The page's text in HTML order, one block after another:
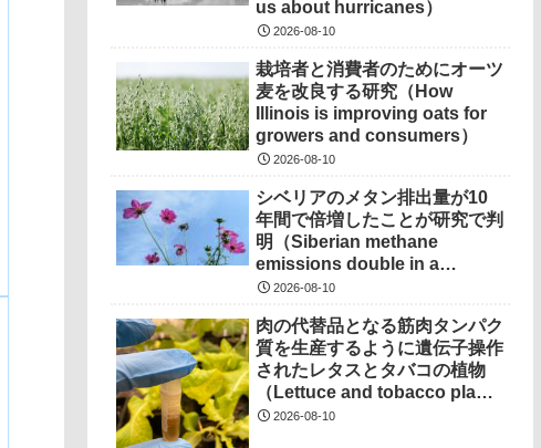
us about hurricanes）
2026-08-10
栽培者と消費者のためにオーツ
麦を改良する研究（How
Illinois is improving oats for
growers and consumers）
2026-08-10
シベリアのメタン排出量が10
年間で倍増したことが研究で判
明（Siberian methane
emissions double in a
decade, study finds）
2026-08-10
肉の代替品となる筋肉タンパク
質を生産するように遺伝子操作
されたレタスとタバコの植物
（Lettuce and tobacco plants
engineered to produce
2026-08-10